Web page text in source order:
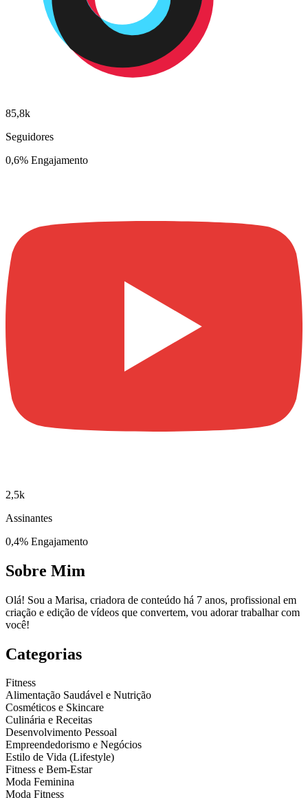
85,8k
Seguidores
0,6% Engajamento
2,5k
Assinantes
0,4% Engajamento
Sobre Mim
Olá! Sou a Marisa, criadora de conteúdo há 7 anos, profissional em
criação e edição de vídeos que convertem, vou adorar trabalhar com
você!
Categorias
Fitness
Alimentação Saudável e Nutrição
Cosméticos e Skincare
Culinária e Receitas
Desenvolvimento Pessoal
Empreendedorismo e Negócios
Estilo de Vida (Lifestyle)
Fitness e Bem-Estar
Moda Feminina
Moda Fitness